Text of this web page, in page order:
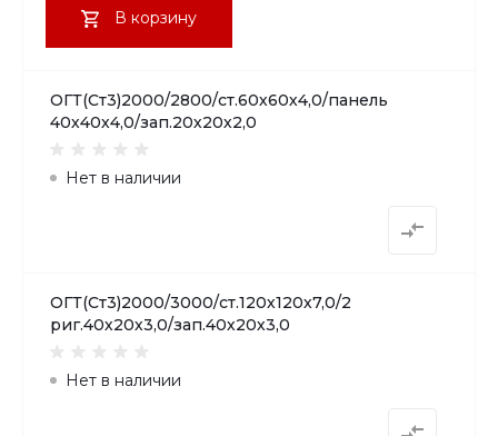
В корзину
ОГТ(Ст3)2000/2800/ст.60х60х4,0/панель
40х40х4,0/зап.20х20х2,0
Нет в наличии
ОГТ(Ст3)2000/3000/ст.120х120х7,0/2
риг.40х20х3,0/зап.40х20х3,0
Нет в наличии